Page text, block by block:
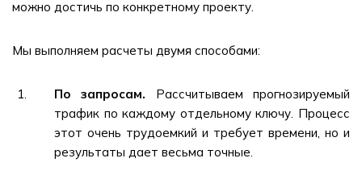
можно достичь по конкретному проекту.
Мы выполняем расчеты двумя способами:
По запросам. Рассчитываем прогнозируемый
трафик по каждому отдельному ключу. Процесс
этот очень трудоемкий и требует времени, но и
результаты дает весьма точные.